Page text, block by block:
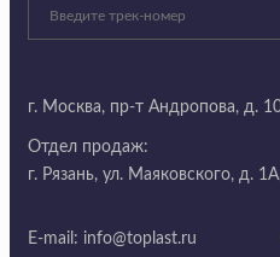
г. Москва, пр-т Андропова, д.
Отдел продаж:
г. Рязань, ул. Маяковского, д.
E-mail: info@toplast.ru